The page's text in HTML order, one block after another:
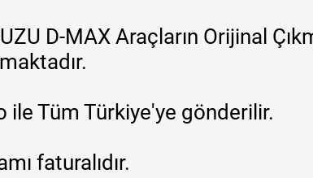
D-MAX Araçların Orijinal
ile Tüm Türkiye'ye gönderilir.
faturalıdır.